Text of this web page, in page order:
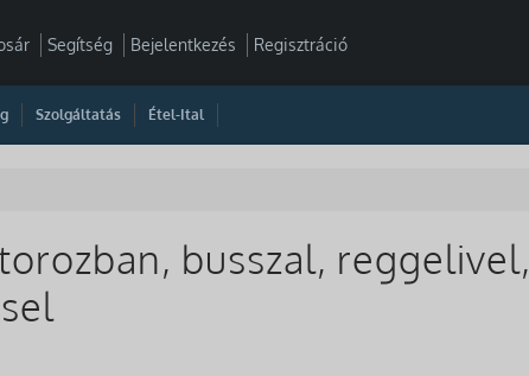
Segítség Bejelentkezés Regisztráció
Szolgáltatás Étel-Ital
busszal, reggelivel,